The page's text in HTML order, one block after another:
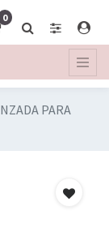
0
PARA